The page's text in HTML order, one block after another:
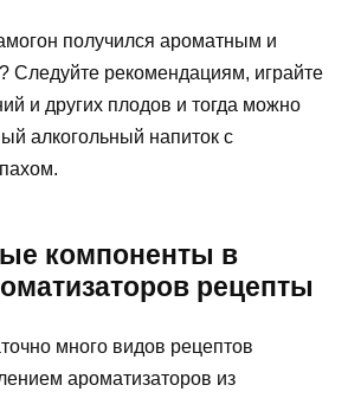
получился ароматным и
Следуйте рекомендациям, играйте
и других плодов и тогда можно
алкогольный напиток с
компоненты в
рецепты
много видов рецептов
ароматизаторов из